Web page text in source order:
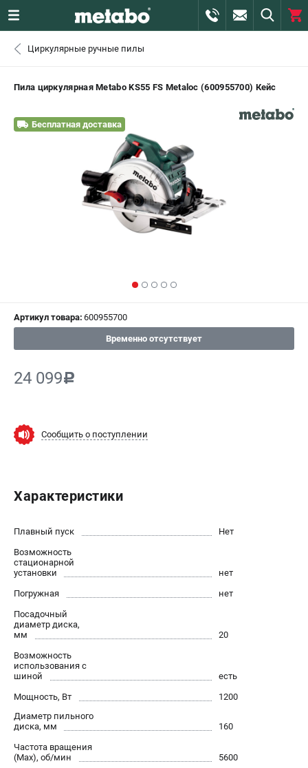
СЕРВИС
)
ВХОД ИЛИ РЕГИСТРАЦИЯ
ЗАКАЗАТЬ ЗАПЧАСТЬ
+7 (911) 360-06-14 | +7 (8112) 59-10-67
+7 (812) 407-39-48 - ЗАКАЗ ИЗДЕЛИЙ
САНКТ-ПЕТЕРБУРГ
0 ₽
Сервисный центр
ИНФОРМАЦИЯ
Юридическим лицам
Контакты
О компании
О бренде
Политика обработки персональных данных
Новости
Пользовательское соглашение
СЕТЕВОЙ ЭЛЕКТРОИНСТРУМЕНТ
Циркулярные ручные пилы
Пила циркулярная Metabo KS55 FS Metaloc (600955700) Кейс
Бесплатная доставка
Артикул товара: 600955700
Временно отсутствует
24 099c
Сообщить о поступлении
Характеристики
Плавный пуск
Нет
Возможность
стационарной
установки
нет
Погружная
нет
Посадочный
диаметр диска,
мм
20
Возможность
использования с
шиной
есть
Мощность, Вт
1200
Диаметр пильного
диска, мм
160
Частота вращения
(Max), об/мин
5600